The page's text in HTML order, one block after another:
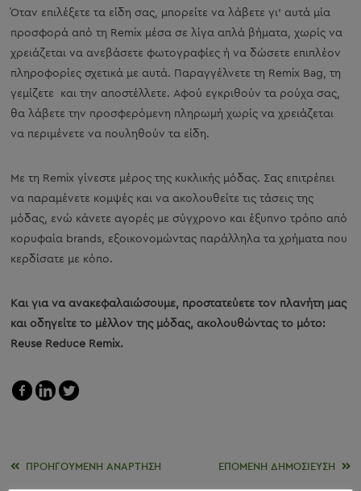
Όταν επιλέξετε τα είδη σας, μπορείτε να λάβετε γι’ αυτά μία
προσφορά από τη Remix μέσα σε λίγα απλά βήματα, χωρίς να
χρειάζεται να ανεβάσετε φωτογραφίες ή να δώσετε επιπλέον
πληροφορίες σχετικά με αυτά. Παραγγέλνετε τη Remix Bag, τη
γεμίζετε και την αποστέλλετε. Αφού εγκριθούν τα ρούχα σας,
θα λάβετε την προσφερόμενη πληρωμή χωρίς να χρειάζεται
να περιμένετε να πουληθούν τα είδη.
Με τη Remix γίνεστε μέρος της κυκλικής μόδας. Σας επιτρέπει
να παραμένετε κομψές και να ακολουθείτε τις τάσεις της
μόδας, ενώ κάνετε αγορές με σύγχρονο και έξυπνο τρόπο από
κορυφαία brands, εξοικονομώντας παράλληλα τα χρήματα που
κερδίσατε με κόπο.
Και για να ανακεφαλαιώσουμε, προστατεύετε τον πλανήτη μας
και οδηγείτε το μέλλον της μόδας, ακολουθώντας το μότο:
Reuse Reduce Remix.
Read
ΠΡΟΗΓΟΎΜΕΝΗ ΑΝΆΡΤΗΣΗ ΕΠΌΜΕΝΗ ΔΗΜΟΣΊΕΥΣΗ